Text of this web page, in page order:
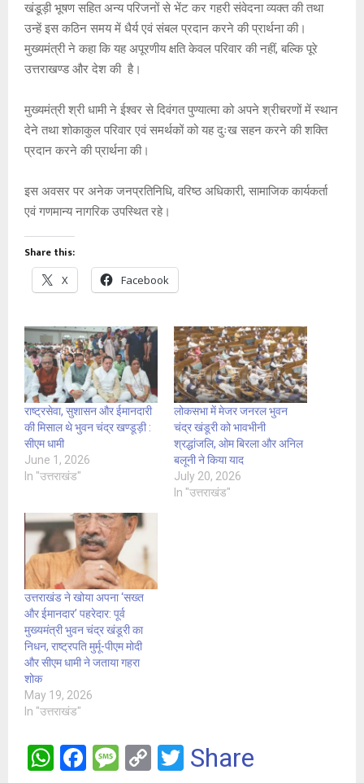
खंडूड़ी भूषण सहित अन्य परिजनों से भेंट कर गहरी संवेदना व्यक्त की तथा
उन्हें इस कठिन समय में धैर्य एवं संबल प्रदान करने की प्रार्थना की।
मुख्यमंत्री ने कहा कि यह अपूरणीय क्षति केवल परिवार की नहीं, बल्कि पूरे
उत्तराखण्ड और देश की है।
मुख्यमंत्री श्री धामी ने ईश्वर से दिवंगत पुण्यात्मा को अपने श्रीचरणों में स्थान
देने तथा शोकाकुल परिवार एवं समर्थकों को यह दुःख सहन करने की शक्ति
प्रदान करने की प्रार्थना की।
इस अवसर पर अनेक जनप्रतिनिधि, वरिष्ठ अधिकारी, सामाजिक कार्यकर्ता
एवं गणमान्य नागरिक उपस्थित रहे।
Share this:
X Facebook
राष्ट्रसेवा, सुशासन और ईमानदारी
की मिसाल थे भुवन चंद्र खण्डूड़ी :
सीएम धामी
June 1, 2026
In "उत्तराखंड"
लोकसभा में मेजर जनरल भुवन
चंद्र खंडूरी को भावभीनी
श्रद्धांजलि, ओम बिरला और अनिल
बलूनी ने किया याद
July 20, 2026
In "उत्तराखंड"
उत्तराखंड ने खोया अपना ‘सख्त
और ईमानदार’ पहरेदार: पूर्व
मुख्यमंत्री भुवन चंद्र खंडूरी का
निधन, राष्ट्रपति मुर्मू-पीएम मोदी
और सीएम धामी ने जताया गहरा
शोक
May 19, 2026
In "उत्तराखंड"
W F
M C
T
Share